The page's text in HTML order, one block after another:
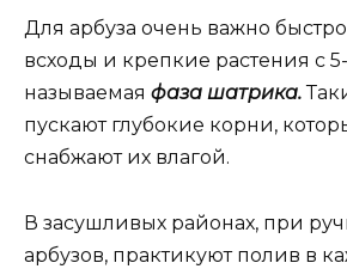
Для арбуза очень важно
всходы и крепкие растения с
называемая фаза шатрика.
пускают глубокие корни,
снабжают их влагой.
В засушливых районах, при
арбузов, практикуют полив в